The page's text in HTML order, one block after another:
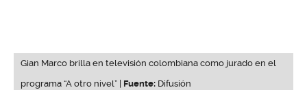
Gian Marco brilla en televisión colombiana como jurado en el
programa “A otro nivel” | Fuente: Difusión